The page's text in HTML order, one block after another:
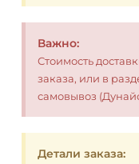
Важно:
Стоимость
заказа, или в
самовывоз
Детали заказа: